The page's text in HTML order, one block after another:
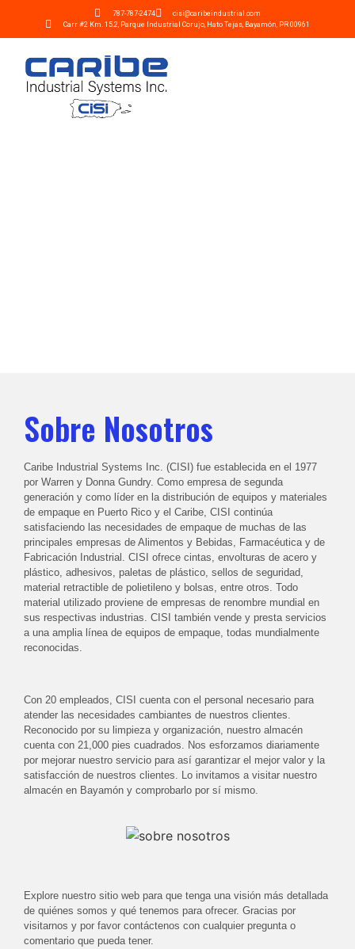
787-787-2474
cisi@caribeindustrial.com
Carr #2 Km. 15.2, Parque Industrial Corujo, Hato Tejas, Bayamón, PR 00961
Sobre Nosotros
Caribe Industrial Systems Inc. (CISI) fue establecida en el 1977
por Warren y Donna Gundry. Como empresa de segunda
generación y como líder en la distribución de equipos y materiales
de empaque en Puerto Rico y el Caribe, CISI continúa
satisfaciendo las necesidades de empaque de muchas de las
principales empresas de Alimentos y Bebidas, Farmacéutica y de
Fabricación Industrial. CISI ofrece cintas, envolturas de acero y
plástico, adhesivos, paletas de plástico, sellos de seguridad,
material retractible de polietileno y bolsas, entre otros. Todo
material utilizado proviene de empresas de renombre mundial en
sus respectivas industrias. CISI también vende y presta servicios
a una amplia línea de equipos de empaque, todas mundialmente
reconocidas.
Con 20 empleados, CISI cuenta con el personal necesario para
atender las necesidades cambiantes de nuestros clientes.
Reconocido por su limpieza y organización, nuestro almacén
cuenta con 21,000 pies cuadrados. Nos esforzamos diariamente
por mejorar nuestro servicio para así garantizar el mejor valor y la
satisfacción de nuestros clientes. Lo invitamos a visitar nuestro
almacén en Bayamón y comprobarlo por sí mismo.
Explore nuestro sitio web para que tenga una visión más detallada
de quiénes somos y qué tenemos para ofrecer. Gracias por
visitarnos y por favor contáctenos con cualquier pregunta o
comentario que pueda tener.